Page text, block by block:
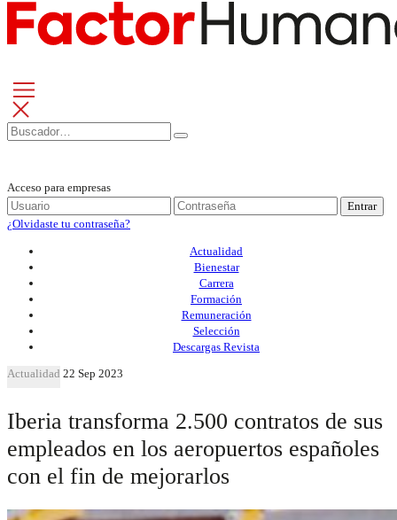
Acceso para empresas
Entrar
¿Olvidaste tu contraseña?
Actualidad
Bienestar
Carrera
Formación
Remuneración
Selección
Descargas Revista
Actualidad 22 Sep 2023
Iberia transforma 2.500 contratos de sus
empleados en los aeropuertos españoles
con el fin de mejorarlos